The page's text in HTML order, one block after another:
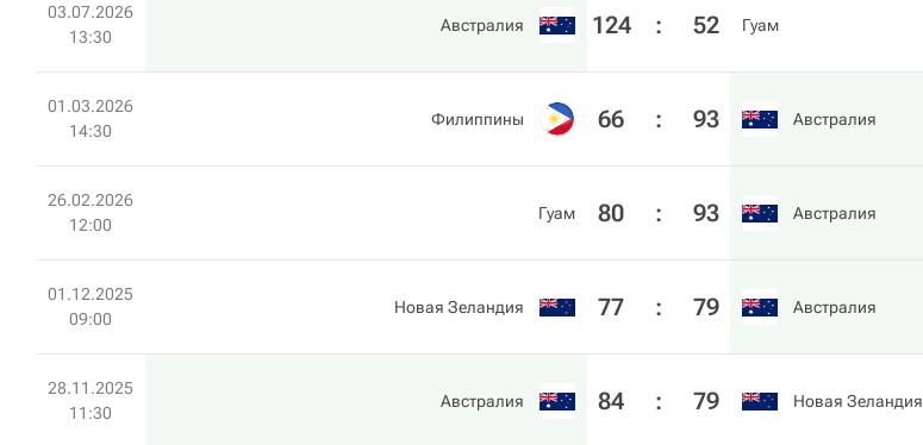
03.07.2026
13:30
Австралия 124 : 52 Гуам
01.03.2026
14:30
Филиппины 66 : 93 Австралия
26.02.2026
12:00
Гуам 80 : 93 Австралия
01.12.2025
09:00
Новая Зеландия 77 : 79 Австралия
28.11.2025
11:30
Австралия 84 : 79 Новая Зеландия